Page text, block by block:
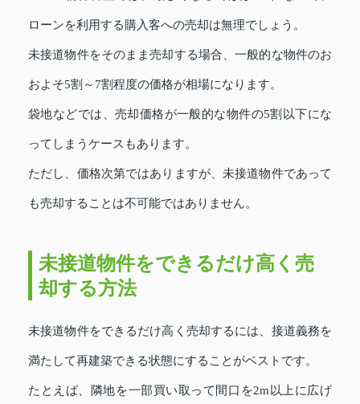
ローンを利用する購入客への売却は無理でしょう。
未接道物件をそのまま売却する場合、一般的な物件のお
およそ5割～7割程度の価格が相場になります。
袋地などでは、売却価格が一般的な物件の5割以下にな
ってしまうケースもあります。
ただし、価格次第ではありますが、未接道物件であって
も売却することは不可能ではありません。
未接道物件をできるだけ高く売
却する方法
未接道物件をできるだけ高く売却するには、接道義務を
満たして再建築できる状態にすることがベストです。
たとえば、隣地を一部買い取って間口を2m以上に広げ